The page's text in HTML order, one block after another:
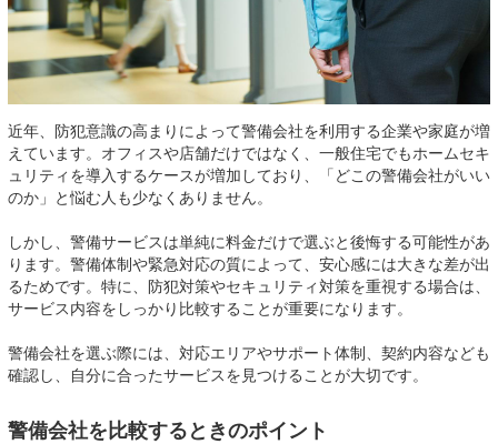
近年、防犯意識の高まりによって警備会社を利用する企業や家庭が増
えています。オフィスや店舗だけではなく、一般住宅でもホームセキ
ュリティを導入するケースが増加しており、「どこの警備会社がいい
のか」と悩む人も少なくありません。
しかし、警備サービスは単純に料金だけで選ぶと後悔する可能性があ
ります。警備体制や緊急対応の質によって、安心感には大きな差が出
るためです。特に、防犯対策やセキュリティ対策を重視する場合は、
サービス内容をしっかり比較することが重要になります。
警備会社を選ぶ際には、対応エリアやサポート体制、契約内容なども
確認し、自分に合ったサービスを見つけることが大切です。
警備会社を比較するときのポイント